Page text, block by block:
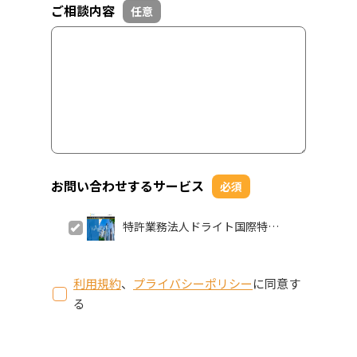
ご相談内容 任意
お問い合わせするサービス 必須
特許業務法人ドライト国際特許
利用規約、 プライバシーポリシーに同意す
る